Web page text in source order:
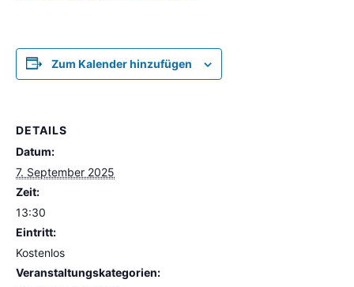
Zum Kalender hinzufügen
DETAILS
Datum:
7. September 2025
Zeit:
13:30
Eintritt:
Kostenlos
Veranstaltungskategorien: